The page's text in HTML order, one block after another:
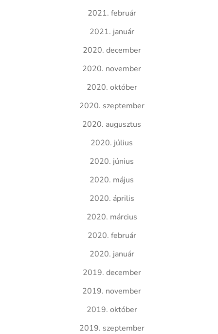
2021. február
2021. január
2020. december
2020. november
2020. október
2020. szeptember
2020. augusztus
2020. július
2020. június
2020. május
2020. április
2020. március
2020. február
2020. január
2019. december
2019. november
2019. október
2019. szeptember